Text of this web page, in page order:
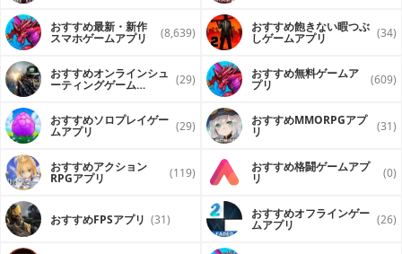
おすすめ最新・新作
スマホゲームアプリ (8,639) おすすめ飽きない暇つぶ
しゲームアプリ (34)
おすすめオンラインシュ
ーティングゲーム (29) おすすめ無料ゲームア
プリ (609)
おすすめソロプレイゲー
ムアプリ (29) おすすめ MMORPGアプ
リ (31)
おすすめアクション
RPGアプリ (119) おすすめ格闘ゲームアプ
リ (0)
おすすめFPSアプリ (31) おすすめオフラインゲー
ムアプリ (26)